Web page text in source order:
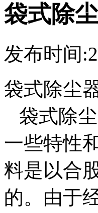
袋式除
发布时间
袋式除尘
袋式除
一些特性
料是以合
的。由于